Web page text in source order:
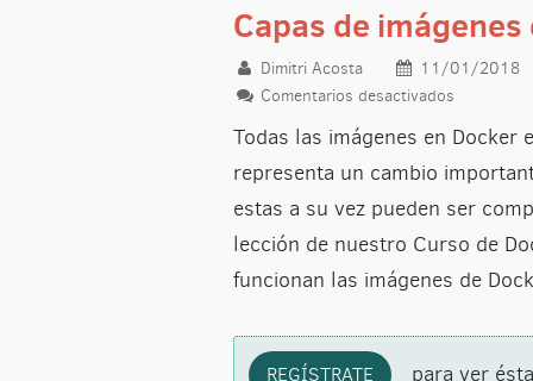
Capas de imágenes
Dimitri Acosta 11/01/2018
Comentarios desactivados
Todas las imágenes en Docker
representa un cambio
estas a su vez pueden ser
lección de nuestro Curso de
funcionan las imágenes de
REGÍSTRATE para ver